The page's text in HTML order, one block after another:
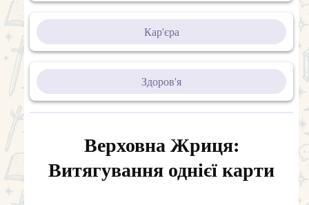
Кар'єра
Здоров'я
Верховна Жриця:
Витягування однієї карти